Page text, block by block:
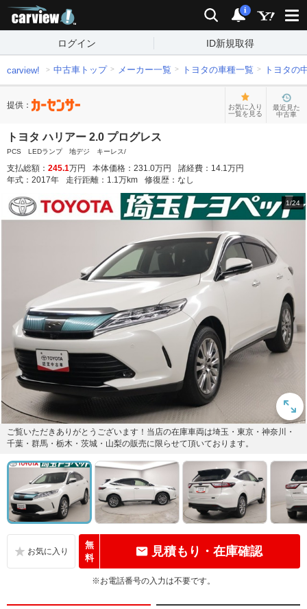
検索 通知
i
ログイン ID新規取得
carview! 中古車トップ メーカー一覧 トヨタの車種一覧 トヨタの
提供：
お気に入り
一覧を見る
最近見た
中古車
トヨタ ハリアー 2.0 プログレス
PCS LEDランプ 地デジ キーレス/
支払総額： 245.1万円 本体価格： 231.0万円 諸経費： 14.1万円
年式： 2017年 走行距離： 1.1万km 修復歴： なし
1/24
ご覧いただきありがとうございます！当店の在庫車両は埼玉・東京・神奈川・
千葉・群馬・栃木・茨城・山梨の販売に限らせて頂いております。
無
料
見積もり・在庫確認
※お電話番号の入力は不要です。